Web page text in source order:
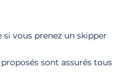
vous prenez un skipper
sont assurés tous